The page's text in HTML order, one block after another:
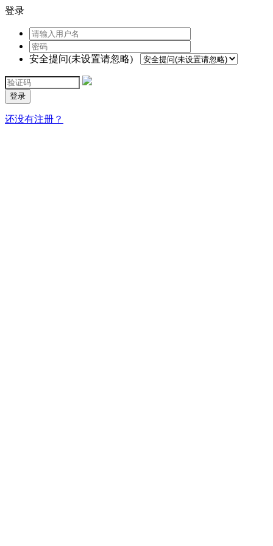
登录
安全提问(未设置请忽略)
登录
还没有注册？